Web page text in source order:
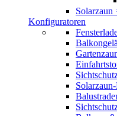
Solarzaun
Konfiguratoren